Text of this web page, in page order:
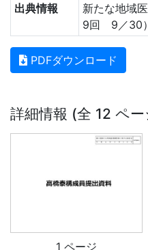
出典情報
新たな地域
9回 9／30
PDFダウンロード
詳細情報 (全 12 ペー
1 ページ